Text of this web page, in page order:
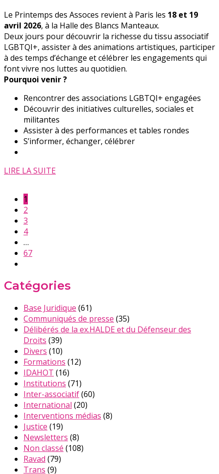
Le Printemps des Assoces revient à Paris les 18 et 19
avril 2026, à la Halle des Blancs Manteaux.
Deux jours pour découvrir la richesse du tissu associatif
LGBTQI+, assister à des animations artistiques, participer
à des temps d’échange et célébrer les engagements qui
font vivre nos luttes au quotidien.
Pourquoi venir ?
Rencontrer des associations LGBTQI+ engagées
Découvrir des initiatives culturelles, sociales et
militantes
Assister à des performances et tables rondes
S’informer, échanger, célébrer
LIRE LA SUITE
1
2
3
4
…
67
Catégories
Base Juridique (61)
Communiqués de presse (35)
Délibérés de la ex.HALDE et du Défenseur des
Droits (39)
Divers (10)
Formations (12)
IDAHOT (16)
Institutions (71)
Inter-associatif(60)
International (20)
Interventions médias (8)
Justice (19)
Newsletters (8)
Non classé (108)
Ravad (79)
Trans (9)